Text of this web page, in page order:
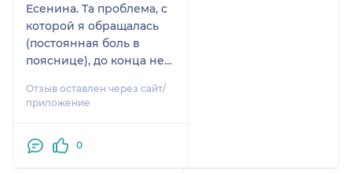
Есенина. Та проблема, с
которой я обращалась
(постоянная боль в
пояснице), до конца не
улучшения налицо:
осталась только
легко уходит после 2-3
Отзыв оставлен через сайт/
приложение
0